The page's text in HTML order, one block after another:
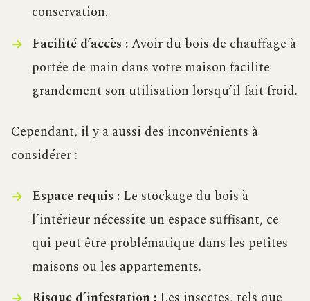
conservation.
Facilité d’accès :Avoir du bois de chauffage à
portée de main dans votre maison facilite
grandement son utilisation lorsqu’il fait froid.
Cependant, il y a aussi des inconvénients à
considérer :
Espace requis :Le stockage du bois à
l’intérieur nécessite un espace suffisant, ce
qui peut être problématique dans les petites
maisons ou les appartements.